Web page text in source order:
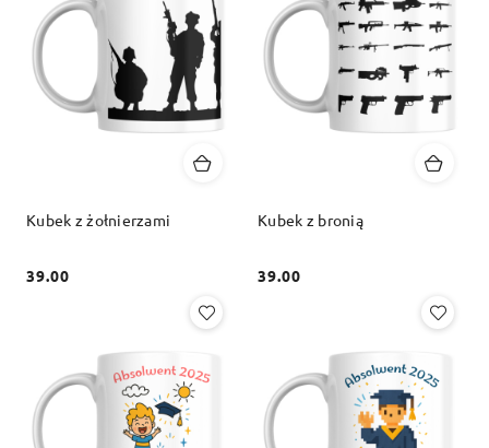
Kubek z żołnierzami
Cena:
39.00
Kubek z bronią
Cena:
39.00